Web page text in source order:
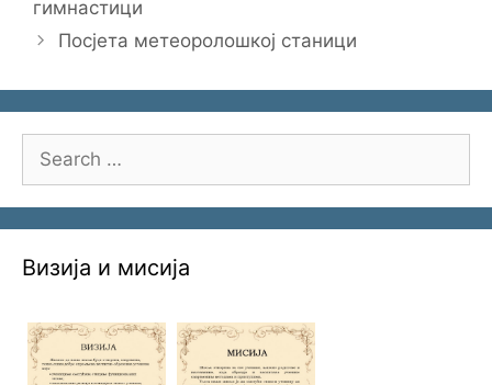
гимнастици
Посјета метеоролошкој станици
for:
Визија и мисија